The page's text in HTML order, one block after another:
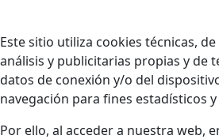
Este sitio utiliza cookies técnicas,
análisis y publicitarias propias y de
datos de conexión y/o del
navegación para fines estadísticos
Por ello, al acceder a nuestra web,